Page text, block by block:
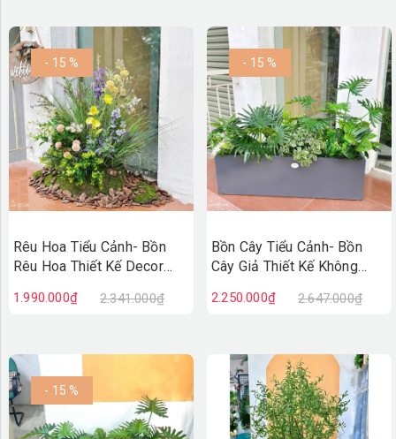
- 15 %
Rêu Hoa Tiểu Cảnh- Bồn
Rêu Hoa Thiết Kế Decor
(30X40X75cm)- RC131
1.990.000₫ 2.341.000₫
- 15 %
Bồn Cây Tiểu Cảnh- Bồn
Cây Giả Thiết Kế Không
(120X50X90CM) - BC243
2.250.000₫ 2.647.000₫
- 15 %